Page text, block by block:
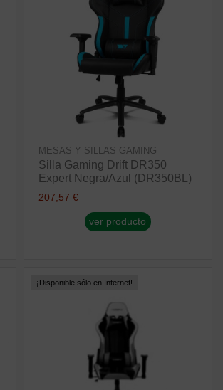
MESAS Y SILLAS GAMING
Silla Gaming Drift DR350
Expert Negra/Azul (DR350BL)
207,57 €
ver producto
¡Disponible sólo en Internet!